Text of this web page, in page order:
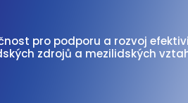
pro podporu a rozvoj
zdrojů a mezilidských